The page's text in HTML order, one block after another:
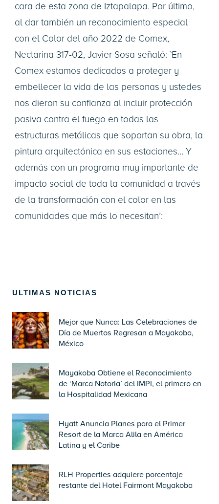
cara de esta zona de Iztapalapa. Por último,
al dar también un reconocimiento especial
con el Color del año 2022 de Comex,
Nectarina 317-02, Javier Sosa señaló: `En
Comex estamos dedicados a proteger y
embellecer la vida de las personas y ustedes
nos dieron su confianza al incluir protección
pasiva contra el fuego en todas las
estructuras metálicas que soportan su obra, la
pintura arquitectónica en sus estaciones… Y
además con un programa muy importante de
impacto social de toda la comunidad a través
de la transformación con el color en las
comunidades que más lo necesitan’:
ULTIMAS NOTICIAS
Mejor que Nunca: Las Celebraciones de
Día de Muertos Regresan a Mayakoba,
México
Mayakoba Obtiene el Reconocimiento
de ‘Marca Notoria’ del IMPI, el primero en
la Hospitalidad Mexicana
Hyatt Anuncia Planes para el Primer
Resort de la Marca Alila en América
Latina y el Caribe
RLH Properties adquiere porcentaje
restante del Hotel Fairmont Mayakoba